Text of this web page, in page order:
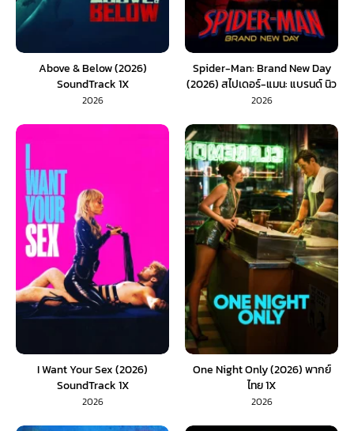
Above & Below (2026)
SoundTrack 1X
2026
Spider-Man: Brand New Day
(2026) สไปเดอร์-แมน: แบรนด์ นิว
เดย์ (พากย์ไทย) 1X
2026
I Want Your Sex (2026)
SoundTrack 1X
2026
One Night Only (2026) พากย์
ไทย 1X
2026